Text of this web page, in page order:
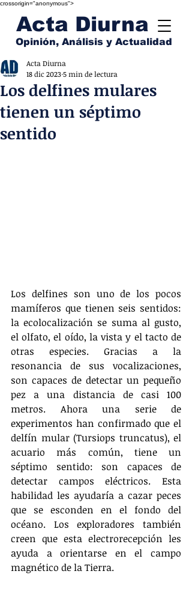
crossorigin="anonymous">
Acta Diurna
Opinión, Análisis y Actualidad
Los delfines mulares
tienen un séptimo
sentido
Acta Diurna
18 dic 20235 min de lectura
Los delfines son uno de los pocos
mamíferos que tienen seis sentidos:
la ecolocalización se suma al gusto,
el olfato, el oído, la vista y el tacto de
otras especies. Gracias a la
resonancia de sus vocalizaciones,
son capaces de detectar un pequeño
pez a una distancia de casi 100
metros. Ahora una serie de
experimentos han confirmado que el
delfín mular (Tursiops truncatus), el
acuario más común, tiene un
séptimo sentido: son capaces de
detectar campos eléctricos. Esta
habilidad les ayudaría a cazar peces
que se esconden en el fondo del
océano. Los exploradores también
creen que esta electrorecepción les
ayuda a orientarse en el campo
magnético de la Tierra.